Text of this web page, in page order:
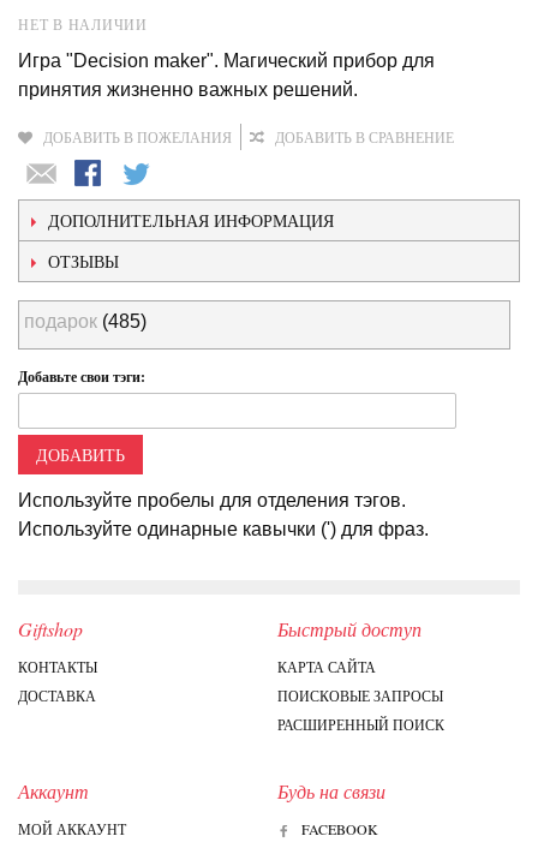
НЕТ В НАЛИЧИИ
Игра "Decision maker". Магический прибор для
принятия жизненно важных решений.
ДОБАВИТЬ В ПОЖЕЛАНИЯ ДОБАВИТЬ В СРАВНЕНИЕ
ДОПОЛНИТЕЛЬНАЯ ИНФОРМАЦИЯ
ОТЗЫВЫ
подарок (485)
Добавьте свои тэги:
ДОБАВИТЬ
Используйте пробелы для отделения тэгов.
Используйте одинарные кавычки (') для фраз.
Giftshop
КОНТАКТЫ
ДОСТАВКА
Быстрый доступ
КАРТА САЙТА
ПОИСКОВЫЕ ЗАПРОСЫ
РАСШИРЕННЫЙ ПОИСК
Аккаунт
МОЙ АККАУНТ
Будь на связи
FACEBOOK